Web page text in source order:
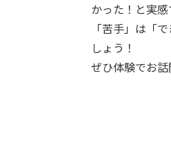
かった！と実感
「苦手」は「
しょう！
ぜひ体験でお話